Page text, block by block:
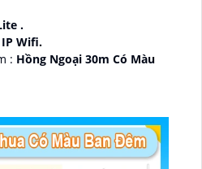
.
IP Wifi.
🌙 Khoảng Cách Ban Đêm : Hồng Ngoại 30m Có Màu